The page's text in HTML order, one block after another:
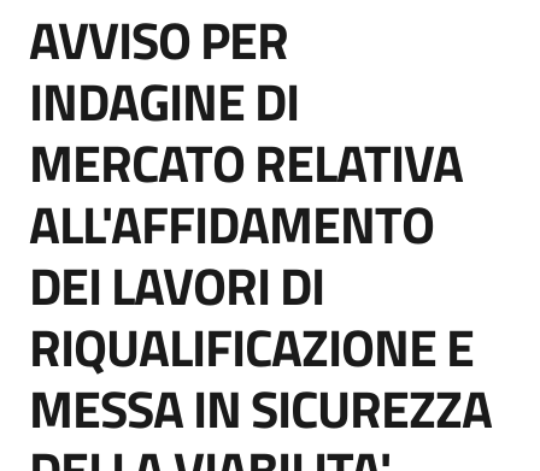
di
acquisto
Supporto
Piattaforme
telematiche
English
Salta al contenuto
AVVISO PER
INDAGINE DI
MERCATO RELATIVA
ALL'AFFIDAMENTO
DEI LAVORI DI
RIQUALIFICAZIONE E
MESSA IN SICUREZZA